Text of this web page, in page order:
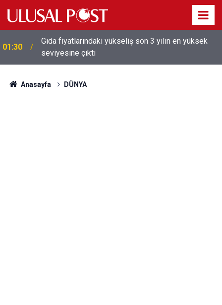
01:26
Galatasaray'dan sekiz kişi hakkında savcılığa suç
duyurusu
Anasayfa DÜNYA